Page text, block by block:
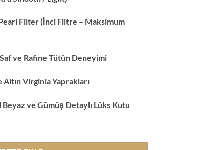
Filter (İnci Filtre – Maksimum
ve Rafine Tütün Deneyimi
Virginia Yaprakları
ve Gümüş Detaylı Lüks Kutu